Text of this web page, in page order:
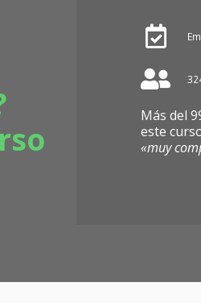
Más del
este
«muy